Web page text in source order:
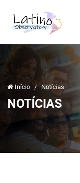
Início / Notícias
NOTÍCIAS